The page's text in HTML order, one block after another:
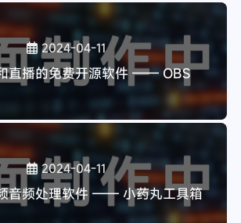
2024-04-11
直播的免费开源软件 —— OBS
2024-04-11
音频处理软件 —— 小药丸工具箱